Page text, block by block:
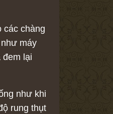
các chàng
máy
đem lại
như khi
rung thụt